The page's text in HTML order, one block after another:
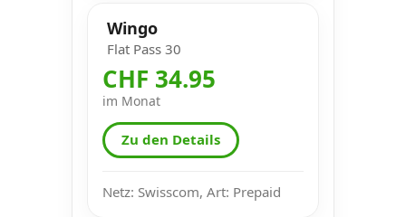
Wingo
Flat Pass 30
CHF 34.95
im Monat
Zu den Details
Netz: Swisscom, Art: Prepaid